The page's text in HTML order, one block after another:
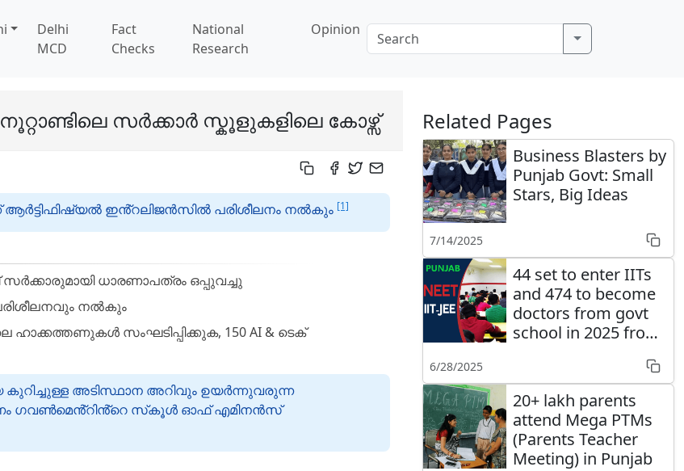
Delhi
MCD
Fact
Checks
National
Research
Opinion
സർക്കാർ സ്കൂളുകളിലെ കോഴ്സ്
ആർട്ടിഫിഷ്യൽ ഇൻ്റലിജൻസിൽ പരിശീലനം നൽകും [1]
ധാരണാപത്രം ഒപ്പുവച്ചു
നൽകും
സംഘടിപ്പിക്കുക, 150 AI & ടെക്
കുറിച്ചുള്ള അടിസ്ഥാന അറിവും ഉയർന്നുവരുന്ന
ഗവൺമെൻ്റിൻ്റെ സ്‌കൂൾ ഓഫ് എമിനൻസ്
Related Pages
Business Blasters by
Punjab Govt: Small
Stars, Big Ideas
7/14/2025
44 set to enter IITs
and 474 to become
doctors from govt
school in 2025 from
6/28/2025
20+ lakh parents
attend Mega PTMs
(Parents Teacher
Meeting) in Punjab